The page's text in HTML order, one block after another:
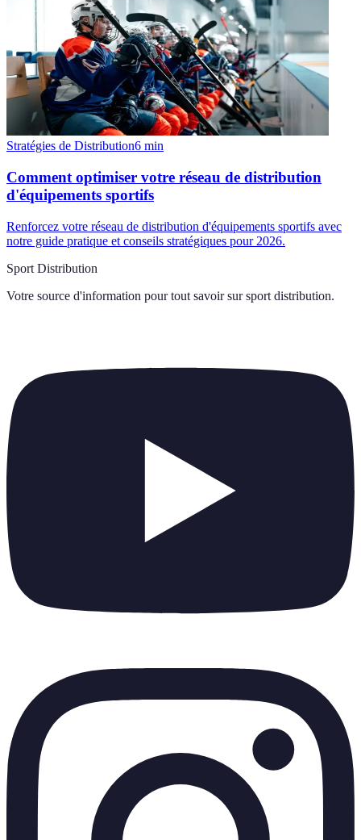
Stratégies de Distribution6 min
Comment optimiser votre réseau de distribution
d'équipements sportifs
Renforcez votre réseau de distribution d'équipements sportifs avec
notre guide pratique et conseils stratégiques pour 2026.
Sport Distribution
Votre source d'information pour tout savoir sur sport distribution.